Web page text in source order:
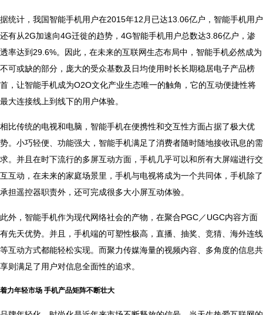
据统计，我国智能手机用户在2015年12月已达13.06亿户，智能手机用户
还有从2G加速向4G迁徙的趋势，4G智能手机用户总数达3.86亿户，渗
透率达到29.6%。因此，在未来的互联网生态布局中，智能手机必然成为
不可或缺的部分，庞大的受众基数及日均使用时长长期稳居电子产品榜
首，让智能手机成为O2O文化产业生态唯一的触角，它的互动便捷性将
最大连接线上到线下的用户体验。
相比传统的电视和电脑，智能手机在便携性和交互性方面占据了极大优
势。小巧轻便、功能强大，智能手机满足了消费者随时随地接收讯息的需
求。并且在时下流行的多屏互动方面，手机几乎可以和所有大屏端进行交
互互动，在未来的家庭场景里，手机与电视将成为一个共同体，手机除了
承担遥控器职责外，还可完成很多大小屏互动体验。
此外，智能手机作为现代网络社会的产物，在聚合PGC／UGC内容方面
有先天优势。并且，手机端的可塑性极高，直播、抽奖、竞猜、海外连线
等互动方式都能轻松实现。而聚力传媒海量的视频内容、多角度的信息共
享则满足了用户对信息全面性的追求。
着力年轻市场 手机产品矩阵不断壮大